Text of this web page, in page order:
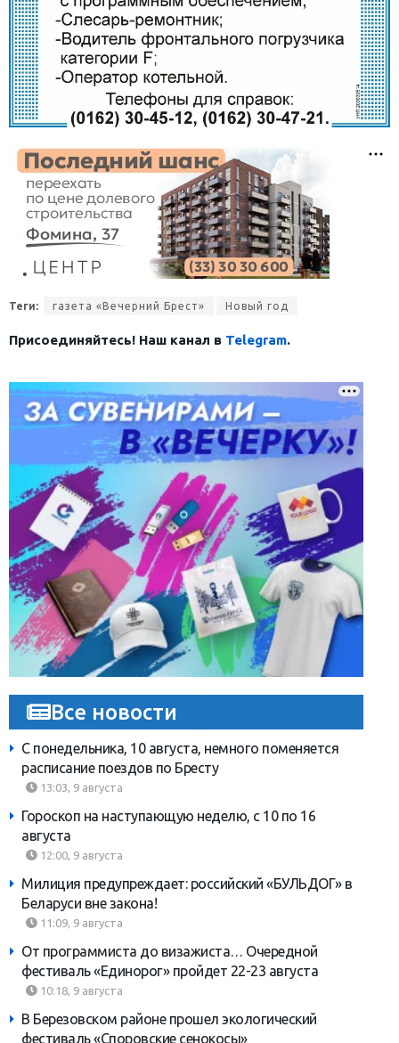
Теги: газета «Вечерний Брест» Новый год
Присоединяйтесь! Наш канал в Telegram.
Все новости
С понедельника, 10 августа, немного поменяется
расписание поездов по Бресту
13:03, 9 августа
Гороскоп на наступающую неделю, с 10 по 16
августа
12:00, 9 августа
Милиция предупреждает: российский «БУЛЬДОГ» в
Беларуси вне закона!
11:09, 9 августа
От программиста до визажиста… Очередной
фестиваль «Единорог» пройдет 22-23 августа
10:18, 9 августа
В Березовском районе прошел экологический
фестиваль «Споровские сенокосы»